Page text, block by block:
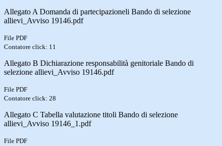
Allegato A Domanda di partecipazioneli Bando di selezione
allievi_Avviso 19146.pdf
File PDF
Contatore click: 11
Allegato B Dichiarazione responsabilità genitoriale Bando di
selezione allievi_Avviso 19146.pdf
File PDF
Contatore click: 28
Allegato C Tabella valutazione titoli Bando di selezione
allievi_Avviso 19146_1.pdf
File PDF